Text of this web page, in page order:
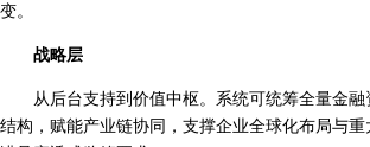
变。
战略层
从后台支持到价值中枢。系统可统筹全量金
结构，赋能产业链协同，支撑企业全球化布局与